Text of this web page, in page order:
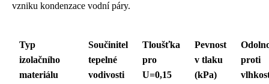
vzniku kondenzace vodní páry.
Typ
izolačního
materiálu
Součinitel
tepelné
vodivosti
Tloušťka
pro
U=0,15
Pevnost
v tlaku
(kPa)
proti